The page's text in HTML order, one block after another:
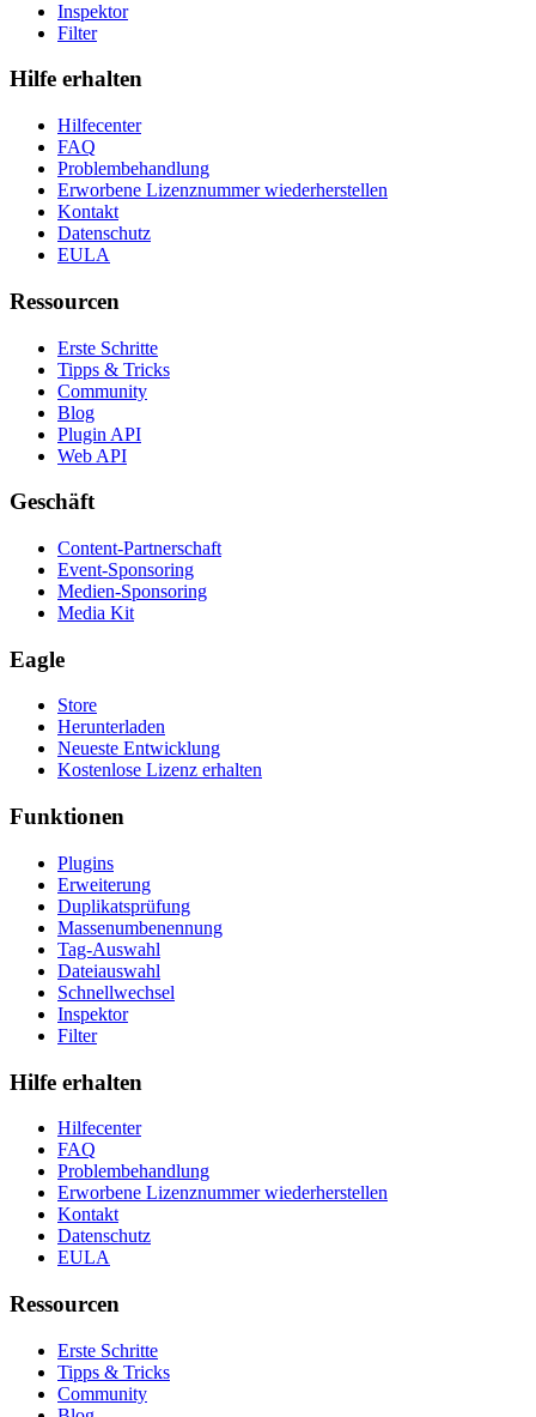
Inspektor
Filter
Hilfe erhalten
Hilfecenter
FAQ
Problembehandlung
Erworbene Lizenznummer wiederherstellen
Kontakt
Datenschutz
EULA
Ressourcen
Erste Schritte
Tipps & Tricks
Community
Blog
Plugin API
Web API
Geschäft
Content-Partnerschaft
Event-Sponsoring
Medien-Sponsoring
Media Kit
Eagle
Store
Herunterladen
Neueste Entwicklung
Kostenlose Lizenz erhalten
Funktionen
Plugins
Erweiterung
Duplikatsprüfung
Massenumbenennung
Tag-Auswahl
Dateiauswahl
Schnellwechsel
Inspektor
Filter
Hilfe erhalten
Hilfecenter
FAQ
Problembehandlung
Erworbene Lizenznummer wiederherstellen
Kontakt
Datenschutz
EULA
Ressourcen
Erste Schritte
Tipps & Tricks
Community